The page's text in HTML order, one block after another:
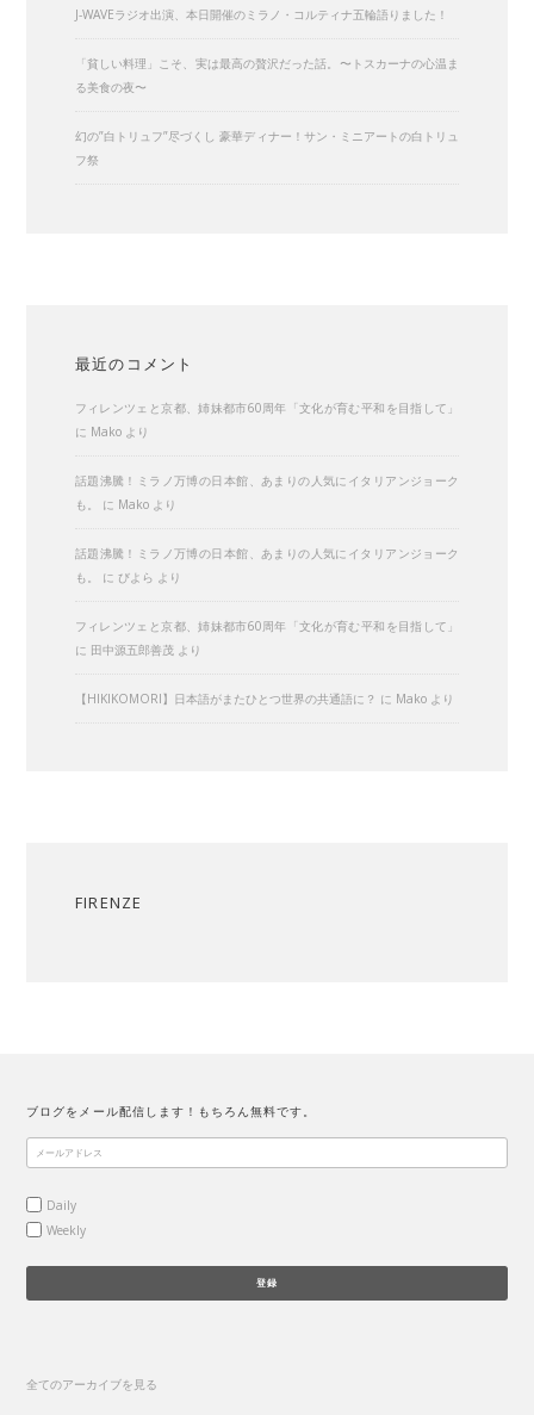
J-WAVEラジオ出演、本日開催のミラノ・コルティナ五輪語りました！
「貧しい料理」こそ、実は最高の贅沢だった話。〜トスカーナの心温ま
る美食の夜〜
幻の”白トリュフ”尽づくし 豪華ディナー！サン・ミニアートの白トリュ
フ祭
最近のコメント
フィレンツェと京都、姉妹都市60周年「文化が育む平和を目指して」
に Makoより
話題沸騰！ミラノ万博の日本館、あまりの人気にイタリアンジョーク
も。
に Makoより
話題沸騰！ミラノ万博の日本館、あまりの人気にイタリアンジョーク
も。
に びよら より
フィレンツェと京都、姉妹都市60周年「文化が育む平和を目指して」
に 田中源五郎善茂より
【HIKIKOMORI】日本語がまたひとつ世界の共通語に？ に Makoより
FIRENZE
ブログをメール配信します！もちろん無料です。
Daily
Weekly
全てのアーカイブを見る